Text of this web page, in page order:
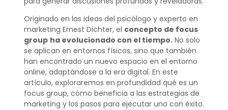
Originado en las ideas del psicólogo y experto en
marketing Ernest Dichter, el concepto de focus
group ha evolucionado con el tiempo.No solo
se aplican en entornos físicos, sino que también
han encontrado un nuevo espacio en el entorno
online, adaptándose a la era digital. En este
artículo, exploraremos en profundidad qué es un
focus group, cómo beneficia a las estrategias de
marketing y los pasos para ejecutar uno con éxito.